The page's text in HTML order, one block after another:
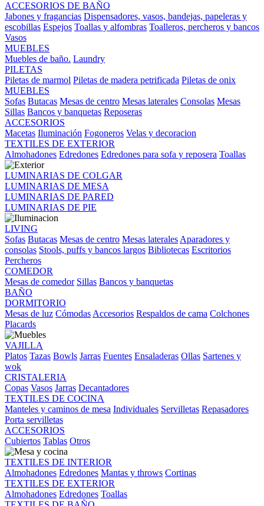
ACCESORIOS DE BAÑO
Jabones y fragancias Dispensadores, vasos, bandejas, papeleras y
escobillas Espejos Toallas y alfombras Toalleros, percheros y bancos
Vasos
MUEBLES
Muebles de baño. Laundry
PILETAS
Piletas de marmol Piletas de madera petrificada Piletas de onix
MUEBLES
Sofas Butacas Mesas de centro Mesas laterales Consolas Mesas
Sillas Bancos y banquetas Reposeras
ACCESORIOS
Macetas Iluminación Fogoneros Velas y decoracion
TEXTILES DE EXTERIOR
Almohadones Edredones Edredones para sofa y reposera Toallas
LUMINARIAS DE COLGAR
LUMINARIAS DE MESA
LUMINARIAS DE PARED
LUMINARIAS DE PIE
LIVING
Sofas Butacas Mesas de centro Mesas laterales Aparadores y
consolas Stools, puffs y bancos largos Bibliotecas Escritorios
Percheros
COMEDOR
Mesas de comedor Sillas Bancos y banquetas
BAÑO
DORMITORIO
Mesas de luz Cómodas Accesorios Respaldos de cama Colchones
Placards
VAJILLA
Platos Tazas Bowls Jarras Fuentes Ensaladeras Ollas Sartenes y
wok
CRISTALERIA
Copas Vasos Jarras Decantadores
TEXTILES DE COCINA
Manteles y caminos de mesa Individuales Servilletas Repasadores
Porta servilletas
ACCESORIOS
Cubiertos Tablas Otros
TEXTILES DE INTERIOR
Almohadones Edredones Mantas y throws Cortinas
TEXTILES DE EXTERIOR
Almohadones Edredones Toallas